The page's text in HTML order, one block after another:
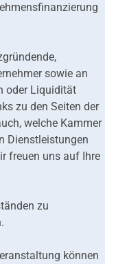
sowie an
oder Liquidität
zu den Seiten der
welche Kammer
Dienstleistungen
freuen uns auf Ihre
zu
können